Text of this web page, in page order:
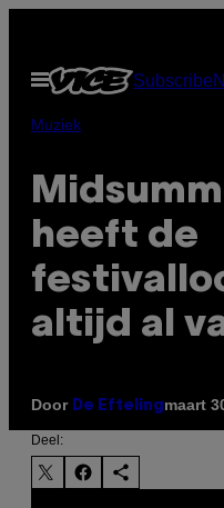
de
inhoud
Open
menu
Subscribe
Muziek
heeft de
altijd al
Door De Eftelingmaart
Deel: